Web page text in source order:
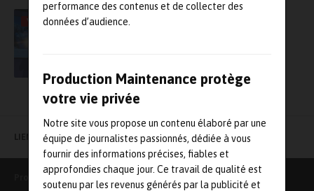
performance des contenus et de collecter des
données d’audience.
Production Maintenance protège
votre vie privée
Notre site vous propose un contenu élaboré par une
équipe de journalistes passionnés, dédiée à vous
fournir des informations précises, fiables et
approfondies chaque jour. Ce travail de qualité est
soutenu par les revenus générés par la publicité et
Une conférence sur l’experience du sport de
haut niveau dans la prévention des TMS en
VIDÉO
LIENS UTILES
Production Maintenance